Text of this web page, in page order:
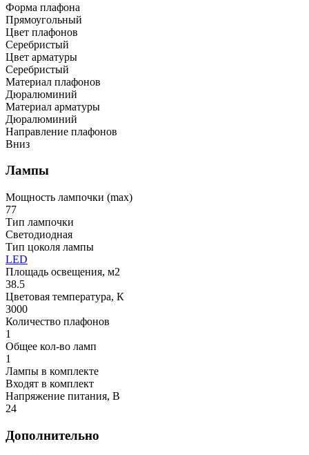
Форма плафона
Прямоугольный
Цвет плафонов
Серебристый
Цвет арматуры
Серебристый
Материал плафонов
Дюралюминий
Материал арматуры
Дюралюминий
Направление плафонов
Вниз
Лампы
Мощность лампочки (max)
77
Тип лампочки
Светодиодная
Тип цоколя лампы
LED
Площадь освещения, м2
38.5
Цветовая температура, К
3000
Количество плафонов
1
Общее кол-во ламп
1
Лампы в комплекте
Входят в комплект
Напряжение питания, В
24
Дополнительно